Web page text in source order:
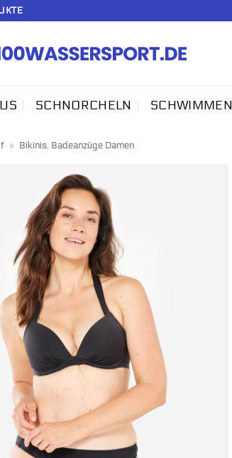
SCHNORCHELN SCHWIMMEN
» Bikinis, Badeanzüge Damen